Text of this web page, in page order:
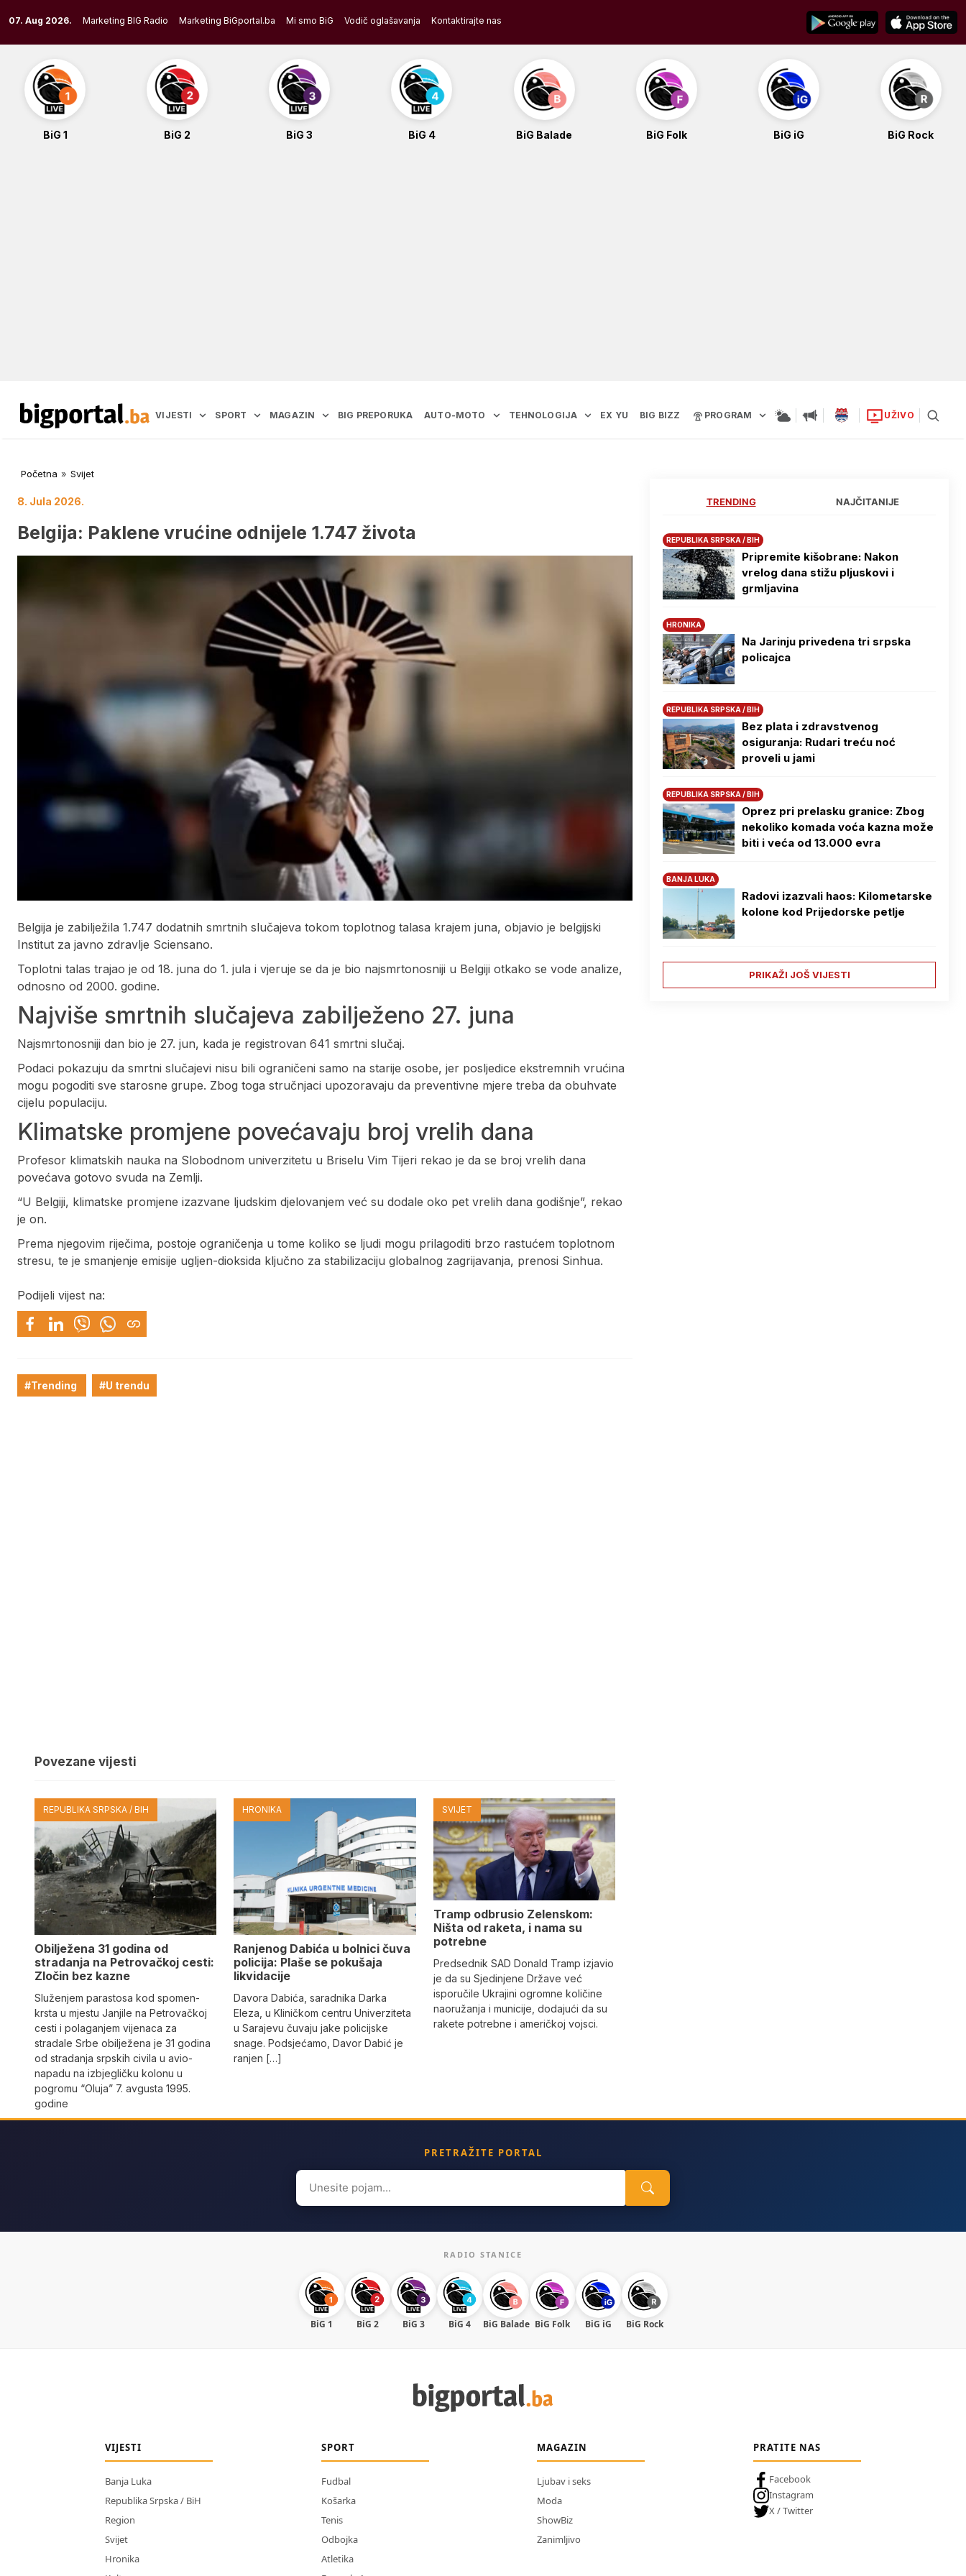
to
content
07. Aug 2026. Marketing BIG Radio Marketing BiGportal.ba Mi smo BiG Vodič oglašavanja Kontaktirajte nas
BiG 1 BiG 2 BiG 3 BiG 4 BiG Balade BiG Folk BiG iG BiG Rock
VIJESTI SPORT MAGAZIN BIG PREPORUKA AUTO-MOTO TEHNOLOGIJA EX YU BIG BIZZ PROGRAM UŽIVO
Početna » Svijet
8. Jula 2026.
Belgija: Paklene vrućine odnijele 1.747 života
Belgija je zabilježila 1.747 dodatnih smrtnih slučajeva tokom toplotnog talasa krajem juna, objavio je belgijski
Institut za javno zdravlje Sciensano.
Toplotni talas trajao je od 18. juna do 1. jula i vjeruje se da je bio najsmrtonosniji u Belgiji otkako se vode analize,
odnosno od 2000. godine.
Najviše smrtnih slučajeva zabilježeno 27. juna
Najsmrtonosniji dan bio je 27. jun, kada je registrovan 641 smrtni slučaj.
Podaci pokazuju da smrtni slučajevi nisu bili ograničeni samo na starije osobe, jer posljedice ekstremnih vrućina
mogu pogoditi sve starosne grupe. Zbog toga stručnjaci upozoravaju da preventivne mjere treba da obuhvate
cijelu populaciju.
Klimatske promjene povećavaju broj vrelih dana
Profesor klimatskih nauka na Slobodnom univerzitetu u Briselu Vim Tijeri rekao je da se broj vrelih dana
povećava gotovo svuda na Zemlji.
“U Belgiji, klimatske promjene izazvane ljudskim djelovanjem već su dodale oko pet vrelih dana godišnje”, rekao
je on.
Prema njegovim riječima, postoje ograničenja u tome koliko se ljudi mogu prilagoditi brzo rastućem toplotnom
stresu, te je smanjenje emisije ugljen-dioksida ključno za stabilizaciju globalnog zagrijavanja, prenosi Sinhua.
Podijeli vijest na:
#Trending #U trendu
Povezane vijesti
REPUBLIKA SRPSKA / BIH
Obilježena 31 godina od
stradanja na Petrovačkoj cesti:
Zločin bez kazne
Služenjem parastosa kod spomen-
krsta u mjestu Janjile na Petrovačkoj
cesti i polaganjem vijenaca za
stradale Srbe obilježena je 31 godina
od stradanja srpskih civila u avio-
napadu na izbjegličku kolonu u
pogromu “Oluja” 7. avgusta 1995.
godine
HRONIKA
Ranjenog Dabića u bolnici čuva
policija: Plaše se pokušaja
likvidacije
Davora Dabića, saradnika Darka
Eleza, u Kliničkom centru Univerziteta
u Sarajevu čuvaju jake policijske
snage. Podsjećamo, Davor Dabić je
ranjen […]
SVIJET
Tramp odbrusio Zelenskom:
Ništa od raketa, i nama su
potrebne
Predsednik SAD Donald Tramp izjavio
je da su Sjedinjene Države već
isporučile Ukrajini ogromne količine
naoružanja i municije, dodajući da su
rakete potrebne i američkoj vojsci.
TRENDING NAJČITANIJE
REPUBLIKA SRPSKA / BIH
Pripremite kišobrane: Nakon
vrelog dana stižu pljuskovi i
grmljavina
HRONIKA
Na Јarinju privedena tri srpska
policajca
REPUBLIKA SRPSKA / BIH
Bez plata i zdravstvenog
osiguranja: Rudari treću noć
proveli u jami
REPUBLIKA SRPSKA / BIH
Oprez pri prelasku granice: Zbog
nekoliko komada voća kazna može
biti i veća od 13.000 evra
BANJA LUKA
Radovi izazvali haos: Kilometarske
kolone kod Prijedorske petlje
PRIKAŽI JOŠ VIJESTI
PRETRAŽITE PORTAL
Search
for:
RADIO STANICE
BiG 1 BiG 2 BiG 3 BiG 4 BiG Balade BiG Folk BiG iG BiG Rock
VIJESTI
Banja Luka
Republika Srpska / BiH
Region
Svijet
Hronika
SPORT
Fudbal
Košarka
Tenis
Odbojka
Atletika
MAGAZIN
Ljubav i seks
Moda
ShowBiz
Zanimljivo
PRATITE NAS
Facebook
Instagram
X / Twitter